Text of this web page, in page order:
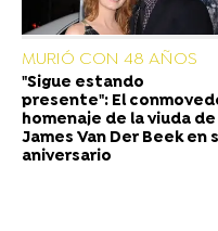
MURIÓ CON 48 AÑOS
"Sigue estando
presente": El
homenaje de la viuda de
James Van Der Beek en
aniversario